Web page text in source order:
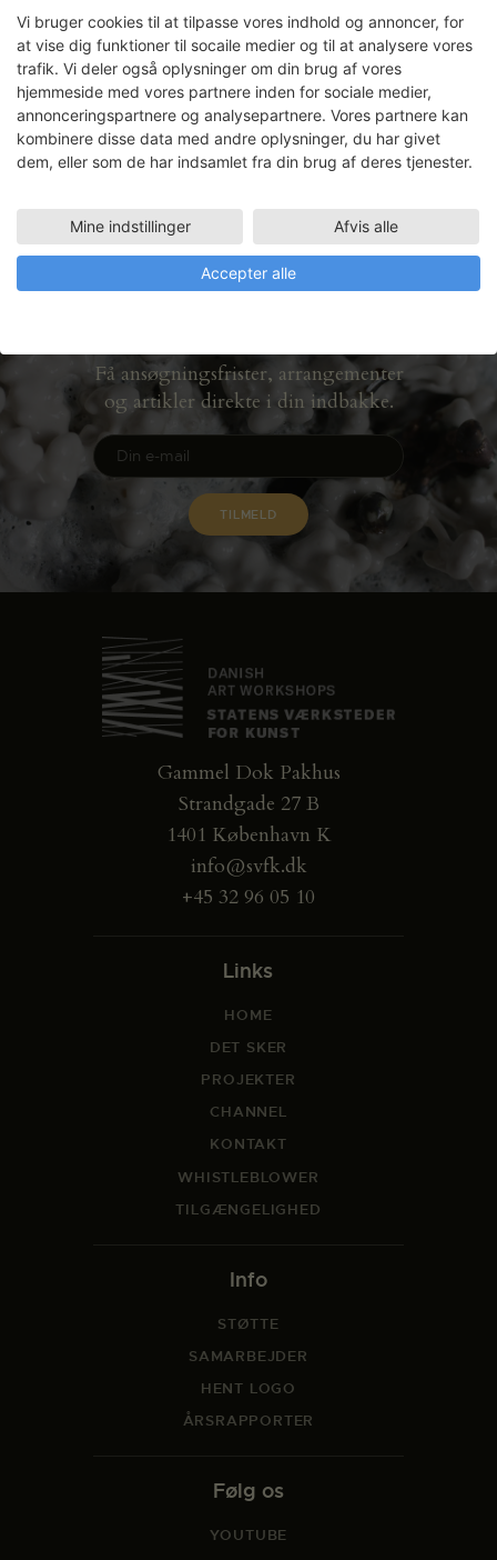
Claus Rohland har opholdt sig i
fotoværkstedet for at bearbejde en serie
“snapshots” fra rejser i Mellemøsten,
1975-1977. Et udvalg af disse er endt i en
udstilling på Davids Samling fra oktober
’22 – april ’23.
Få ansøgningsfrister, arrangementer
og artikler direkte i din indbakke.
Gammel Dok Pakhus
Strandgade 27 B
1401 København K
info@svfk.dk
+45 32 96 05 10
Links
HOME
DET SKER
PROJEKTER
CHANNEL
KONTAKT
WHISTLEBLOWER
TILGÆNGELIGHED
Info
STØTTE
SAMARBEJDER
HENT LOGO
ÅRSRAPPORTER
Følg os
YOUTUBE
Vi bruger cookies til at tilpasse vores indhold og annoncer, for
at vise dig funktioner til socaile medier og til at analysere vores
trafik. Vi deler også oplysninger om din brug af vores
hjemmeside med vores partnere inden for sociale medier,
annonceringspartnere og analysepartnere. Vores partnere kan
kombinere disse data med andre oplysninger, du har givet
dem, eller som de har indsamlet fra din brug af deres tjenester.
Mine indstillinger Afvis alle
Accepter alle